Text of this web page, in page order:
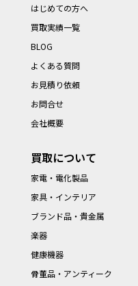
はじめての方へ
買取実績一覧
BLOG
よくある質問
お見積り依頼
お問合せ
会社概要
買取について
家電・電化製品
家具・インテリア
ブランド品・貴金属
楽器
健康機器
骨董品・アンティーク